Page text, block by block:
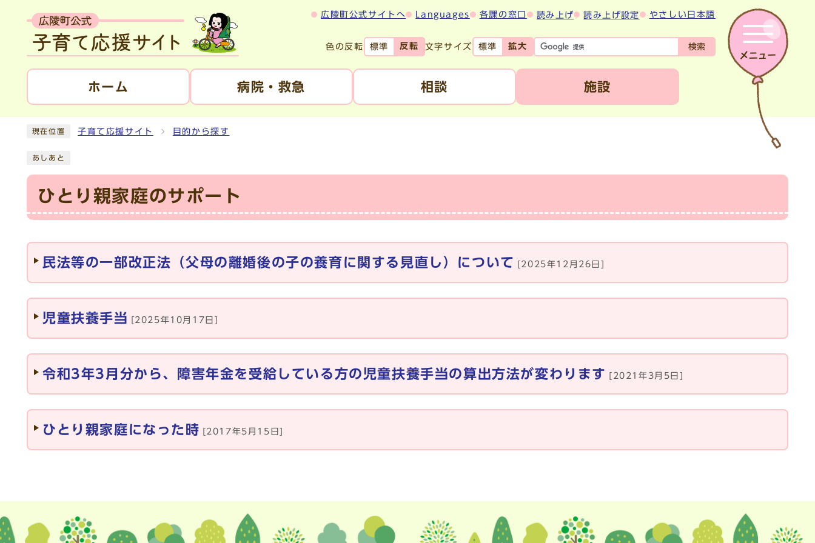
広陵町公式サイトへ Languages 各課の窓口 読み上げ 読み上げ設定 やさしい日本語
色の反転 標準 反転 文字サイズ 標準 拡大 検索
ホーム 病院・救急 相談 施設
現在位置 子育て応援サイト 目的から探す
あしあと
ひとり親家庭のサポート
メインメニュー
民法等の一部改正法（父母の離婚後の子の養育に関する見直し）について [2025年12月26日]
児童扶養手当 [2025年10月17日]
令和3年3月分から、障害年金を受給している方の児童扶養手当の算出方法が変わります [2021年3月5日]
ひとり親家庭になった時 [2017年5月15日]